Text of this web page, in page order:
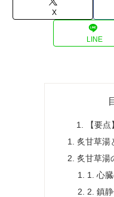
X
LINE
【要点】
炙甘草湯
炙甘草湯
1. 心
2. 鎮